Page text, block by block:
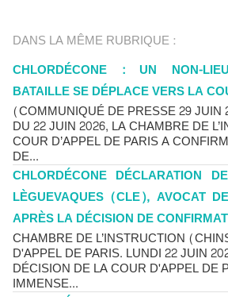
DANS LA MÊME RUBRIQUE :
CHLORDÉCONE : UN NON-
BATAILLE SE DÉPLACE VERS LA
(COMMUNIQUÉ DE PRESSE 29 JUIN
DU 22 JUIN 2026, LA CHAMBRE DE
COUR D’APPEL DE PARIS A
DE...
CHLORDÉCONE DÉCLARATION
LÈGUEVAQUES (CLE), AVOCAT
APRÈS LA DÉCISION DE
CHAMBRE DE L’INSTRUCTION
D'APPEL DE PARIS. LUNDI 22 JUIN
DÉCISION DE LA COUR D'APPEL DE
IMMENSE...